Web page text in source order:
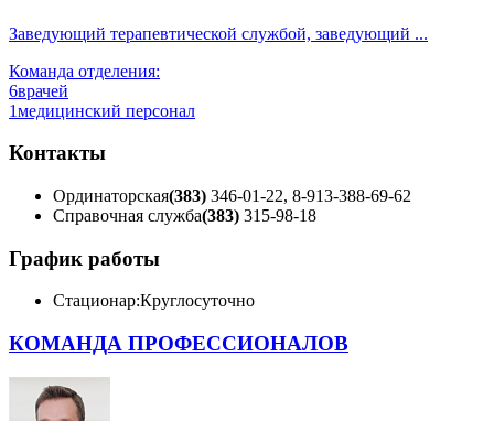
Заведующий терапевтической службой, заведующий ...
Команда отделения:
6врачей
1медицинский персонал
Контакты
Ординаторская(383) 346-01-22, 8-913-388-69-62
Справочная служба(383) 315-98-18
График работы
Стационар:Круглосуточно
КОМАНДА ПРОФЕССИОНАЛОВ